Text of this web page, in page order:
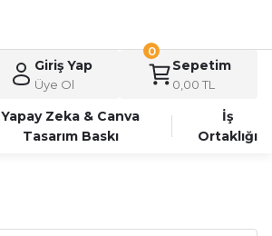
Giriş Yap
Üye Ol
Sepetim
0,00 TL
0
Yapay Zeka & Canva
Tasarım Baskı
İş
Ortaklığı